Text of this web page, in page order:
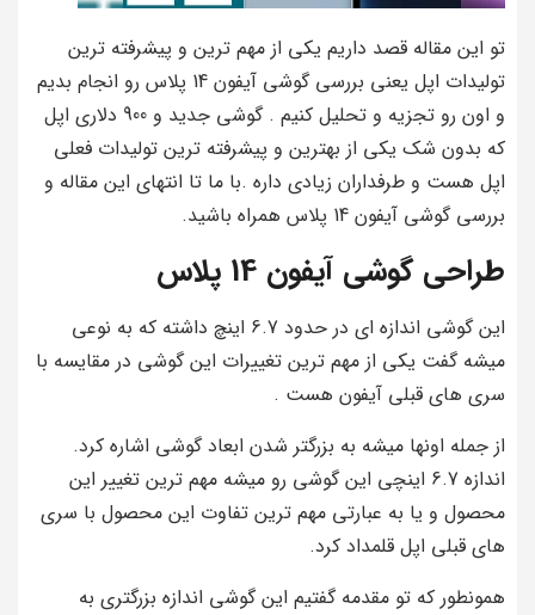
تو این مقاله قصد داریم یکی از مهم ترین و پیشرفته ترین
تولیدات اپل یعنی بررسی گوشی آیفون 14 پلاس رو انجام بدیم
و اون رو تجزیه و تحلیل کنیم . گوشی جدید و 900 دلاری اپل
که بدون شک یکی از بهترین و پیشرفته ترین تولیدات فعلی
اپل هست و طرفداران زیادی داره .با ما تا انتهای این مقاله و
بررسی گوشی آیفون 14 پلاس همراه باشید.
طراحی گوشی آیفون 14 پلاس
این گوشی اندازه ای در حدود 6.7 اینچ داشته که به نوعی
میشه گفت یکی از مهم ترین تغییرات این گوشی در مقایسه با
سری های قبلی آیفون هست .
از جمله اونها میشه به بزرگتر شدن ابعاد گوشی اشاره کرد.
اندازه 6.7 اینچی این گوشی رو میشه مهم ترین تغییر این
محصول و یا به عبارتی مهم ترین تفاوت این محصول با سری
های قبلی اپل قلمداد کرد.
همونطور که تو مقدمه گفتیم این گوشی اندازه بزرگتری به